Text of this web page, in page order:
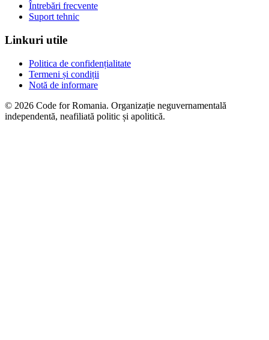
Întrebări frecvente
Suport tehnic
Linkuri utile
Politica de confidențialitate
Termeni și condiții
Notă de informare
© 2026 Code for Romania. Organizație neguvernamentală
independentă, neafiliată politic și apolitică.